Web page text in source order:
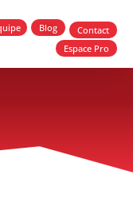
Blog
Contact
Espace Pro